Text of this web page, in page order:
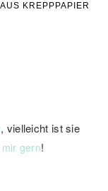
KREPPPAPIER
, vielleicht ist sie
gern!